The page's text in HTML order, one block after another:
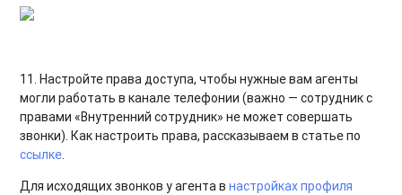
11. Настройте права доступа, чтобы нужные вам агенты
могли работать в канале телефонии (важно — сотрудник с
правами «Внутренний сотрудник» не может совершать
звонки). Как настроить права, рассказываем в статье по
ссылке.
Для исходящих звонков у агента внастройках профиля